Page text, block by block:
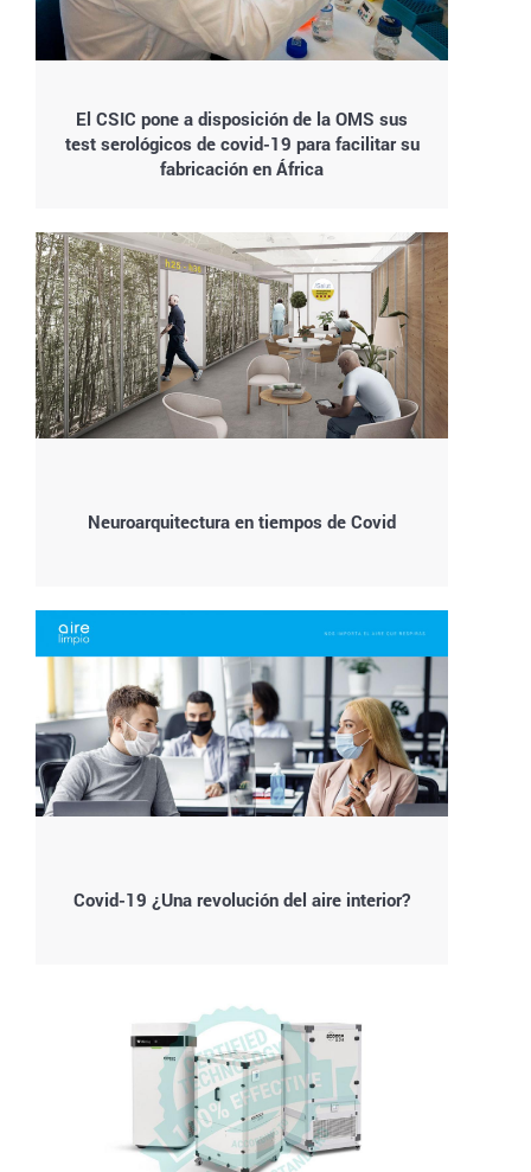
El CSIC pone a disposición de la OMS sus
test serológicos de covid-19 para facilitar su
fabricación en África
Neuroarquitectura en tiempos de Covid
Covid-19 ¿Una revolución del aire interior?